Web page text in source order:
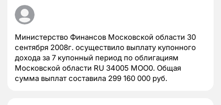
Министерство Финансов Московской области 30
сентября 2008г. осуществило выплату купонного
дохода за 7 купонный период по облигациям
Московской области RU 34005 MOO0. Общая
сумма выплат составила 299 160 000 руб.